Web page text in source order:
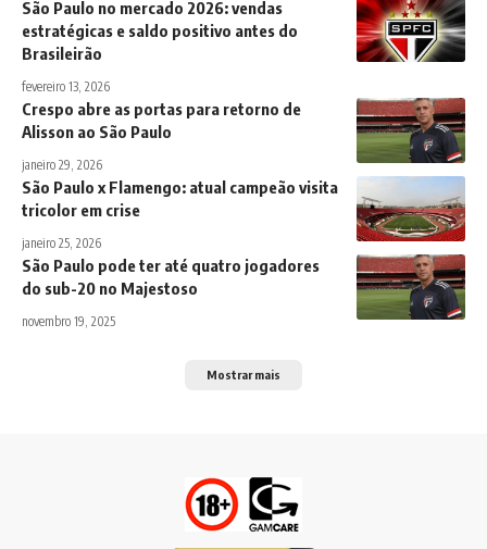
São Paulo no mercado 2026: vendas
estratégicas e saldo positivo antes do
Brasileirão
fevereiro 13, 2026
Crespo abre as portas para retorno de
Alisson ao São Paulo
janeiro 29, 2026
São Paulo x Flamengo: atual campeão visita
tricolor em crise
janeiro 25, 2026
São Paulo pode ter até quatro jogadores
do sub-20 no Majestoso
novembro 19, 2025
Mostrar mais